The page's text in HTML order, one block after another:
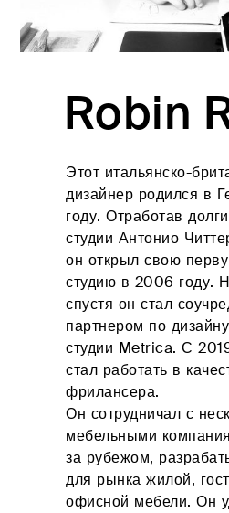
#betterdreaming
Комоды
Односпальные
Декоративные
подушки
принадлежности
Матрасы и
основания
гостиной
Мягкие
двуспальные
кровати
решения
ПОИСК РОЗНИЧНЫХ
ПРОДАВЦОВ
Robin
Этот итальянско-
дизайнер родился в
году. Отработав
студии Антонио
он открыл свою
студию в 2006 году.
спустя он стал
партнером по
студии Metrica. С
стал работать в
фрилансера.
Он сотрудничал с
мебельными
за рубежом,
для рынка жилой,
офисной мебели. Он